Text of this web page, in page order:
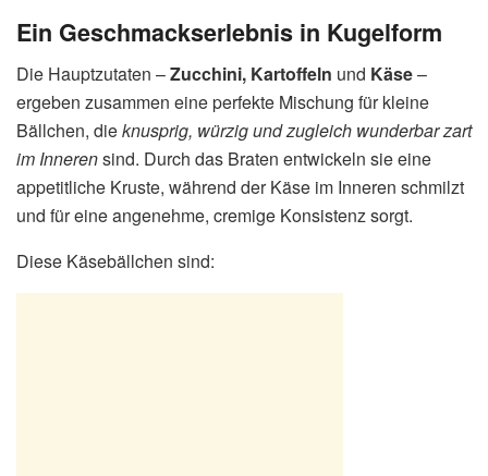
Ein Geschmackserlebnis in Kugelform
Die Hauptzutaten –Zucchini, Kartoffeln und Käse–
ergeben zusammen eine perfekte Mischung für kleine
Bällchen, dieknusprig, würzig und zugleich wunderbar zart
im Innerensind. Durch das Braten entwickeln sie eine
appetitliche Kruste, während der Käse im Inneren schmilzt
und für eine angenehme, cremige Konsistenz sorgt.
Diese Käsebällchen sind: